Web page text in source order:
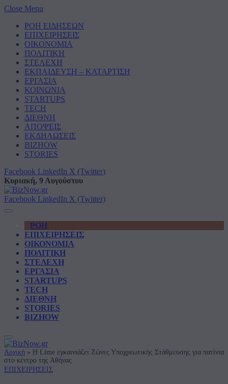
Close Menu
ΡΟΗ ΕΙΔΗΣΕΩΝ
ΕΠΙΧΕΙΡΗΣΕΙΣ
ΟΙΚΟΝΟΜΙΑ
ΠΟΛΙΤΙΚΗ
ΣΤΕΛΕΧΗ
ΕΚΠΑΙΔΕΥΣΗ – ΚΑΤΑΡΤΙΣΗ
ΕΡΓΑΣΙΑ
ΚΟΙΝΩΝΙΑ
STARTUPS
TECH
ΔΙΕΘΝΗ
ΑΠΟΨΕΙΣ
ΕΚΔΗΛΩΣΕΙΣ
BIZHOW
STORIES
Facebook LinkedIn X (Twitter)
Κυριακή, 9 Αυγούστου
Facebook LinkedIn X (Twitter)
ΡΟΗ
ΕΠΙΧΕΙΡΗΣΕΙΣ
ΟΙΚΟΝΟΜΙΑ
ΠΟΛΙΤΙΚΗ
ΣΤΕΛΕΧΗ
ΕΡΓΑΣΙΑ
STARTUPS
TECH
ΔΙΕΘΝΗ
STORIES
BIZHOW
Αρχική » Η Lime εγκαινιάζει Ζώνες Υποχρεωτικής Στάθμευσης για πατίνια
στο κέντρο της Αθήνας
ΕΠΙΧΕΙΡΗΣΕΙΣ